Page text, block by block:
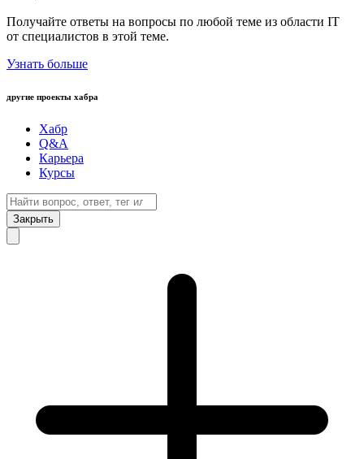
Получайте ответы на вопросы по любой теме из области IT
от специалистов в этой теме.
Узнать больше
другие проекты хабра
Хабр
Q&A
Карьера
Курсы
Закрыть